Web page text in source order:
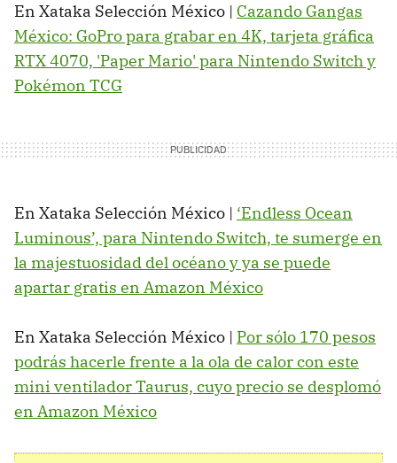
En Xataka Selección México | Cazando Gangas
México: GoPro para grabar en 4K, tarjeta gráfica
RTX 4070, 'Paper Mario' para Nintendo Switch y
Pokémon TCG
En Xataka Selección México | ‘Endless Ocean
Luminous’, para Nintendo Switch, te sumerge en
la majestuosidad del océano y ya se puede
apartar gratis en Amazon México
En Xataka Selección México | Por sólo 170 pesos
podrás hacerle frente a la ola de calor con este
mini ventilador Taurus, cuyo precio se desplomó
en Amazon México